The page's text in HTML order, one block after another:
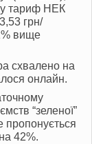
тариф НЕК
грн/
вище
схвалено на
онлайн.
“зеленої”
пропонується
42%.